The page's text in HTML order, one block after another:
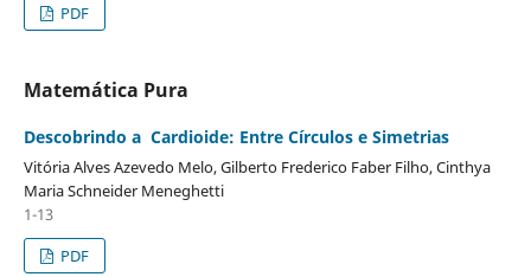
PDF
Matemática Pura
Descobrindo a Cardioide: Entre Círculos e Simetrias
Vitória Alves Azevedo Melo, Gilberto Frederico Faber Filho, Cinthya
Maria Schneider Meneghetti
1-13
PDF